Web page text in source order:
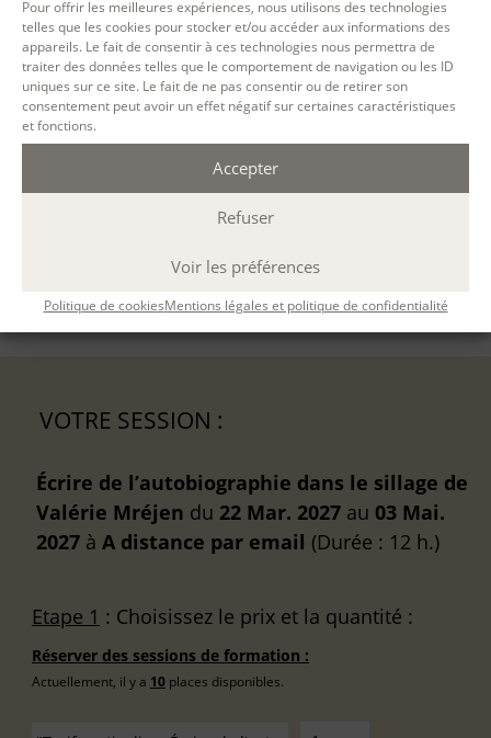
Pour offrir les meilleures expériences, nous utilisons des technologies
telles que les cookies pour stocker et/ou accéder aux informations des
appareils. Le fait de consentir à ces technologies nous permettra de
traiter des données telles que le comportement de navigation ou les ID
uniques sur ce site. Le fait de ne pas consentir ou de retirer son
consentement peut avoir un effet négatif sur certaines caractéristiques
et fonctions.
Accepter
Refuser
Voir les préférences
Politique de cookiesMentions légales et politique de confidentialité
- Pratiquer sa langue, son style
- Pratiquer le genre autobiographique
PRÉREQUIS / ORIENTATION
Ouvert à tous.
MÉTHODES PÉDAGOGIQUES
VOTRE SESSION :
Écrire de l’autobiographie dans le sillage de
Valérie Mréjen du 22 Mar. 2027 au 03 Mai.
2027 à A distance par email (Durée : 12 h.)
Etape 1 : Choisissez le prix et la quantité :
Réserver des sessions de formation :
Actuellement, il y a 10 places disponibles.